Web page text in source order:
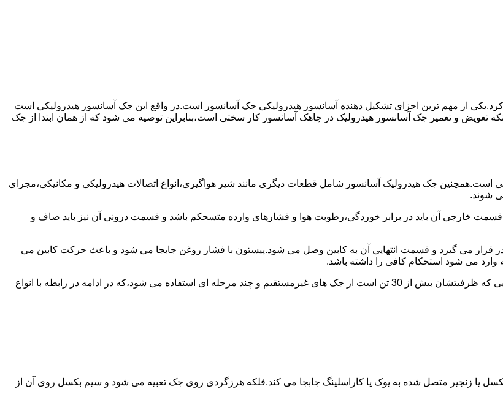
کرد.یکی از مهم ترین اجزای تشکیل دهنده آسانسور هیدرولیکی جک آسانسور است.در واقع این جک آسانسور هیدرولیکی است
تعویض و تعمیر جک آسانسور هیدرولیک در چاهک آسانسور کار سختی است،بنابراین توصیه می شود که از همان ابتدا از جک
جک هیدرولیک آسانسور شامل قطعات دیگری مانند شیر هواگیری،انواع اتصالات هیدرولیکی و مکانیکی،مجرای
شوند.
خارجی آن باید در برابر خوردگی،رطوبت هوا و فشارهای وارده متسحکم باشد و قسمت درونی آن نیز باید صاف و
قرار می گیرد و قسمت انتهایی آن به کابین وصل می شود.پیستون با فشار روغن جابجا می شود و باعث حرکت کابین می
می شود استحکام کافی را داشته باشد.
برای آسانسورهایی که ظرفیتشان 30 تن است از جک مستقیم و برای آسانسورهایی که ظرفیتشان بیش از 30 تن است از جک های غیرمستقیم و چند مرحله ای استفاده می شود،که در ادامه در رابطه با انواع
یا زنجیر متصل شده به یوک یا کاراسلینگ جابجا می کند.فلکه هرزگردی روی جک تعبیه می شود و سیم بکسل روی آن از